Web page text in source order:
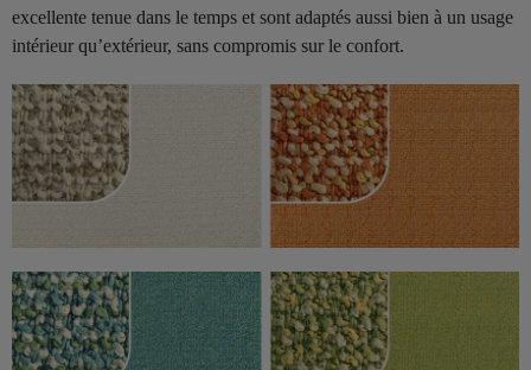
excellente tenue dans le temps et sont adaptés aussi bien à un usage
intérieur qu’extérieur, sans compromis sur le confort.